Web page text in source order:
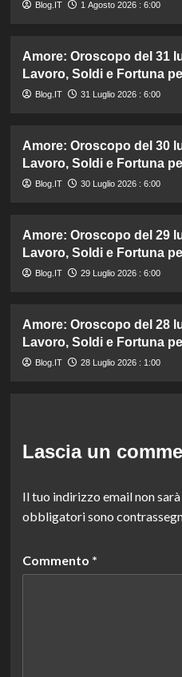
Blog.IT 1 Agosto 2026 : 6:00
Amore: Oroscopo del 31
Lavoro, Soldi e Fortuna
Blog.IT 31 Luglio 2026 : 6:00
Amore: Oroscopo del 30
Lavoro, Soldi e Fortuna
Blog.IT 30 Luglio 2026 : 6:00
Amore: Oroscopo del 29
Lavoro, Soldi e Fortuna
Blog.IT 29 Luglio 2026 : 6:00
Amore: Oroscopo del 28
Lavoro, Soldi e Fortuna
Blog.IT 28 Luglio 2026 : 1:00
Lascia un
Il tuo indirizzo email non
obbligatori sono
Commento *